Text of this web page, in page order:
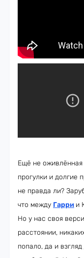
Ещё не
прогулки и долгие
не правда ли?
что между Гарри и
Но у нас своя
расстоянии,
попало, да и